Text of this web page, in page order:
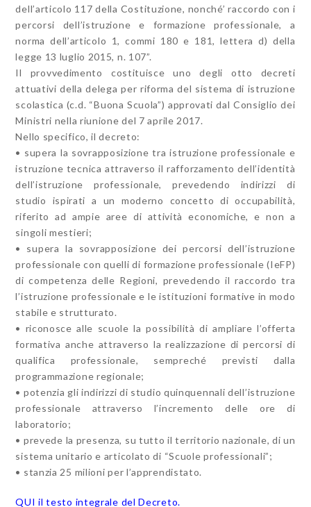
dell’articolo 117 della Costituzione, nonché’ raccordo con i
percorsi dell’istruzione e formazione professionale, a
norma dell’articolo 1, commi 180 e 181, lettera d) della
legge 13 luglio 2015, n. 107”.
Il provvedimento costituisce uno degli otto decreti
attuativi della delega per riforma del sistema di istruzione
scolastica (c.d. “Buona Scuola”) approvati dal Consiglio dei
Ministri nella riunione del 7 aprile 2017.
Nello specifico, il decreto:
• supera la sovrapposizione tra istruzione professionale e
istruzione tecnica attraverso il rafforzamento dell’identità
dell’istruzione professionale, prevedendo indirizzi di
studio ispirati a un moderno concetto di occupabilità,
riferito ad ampie aree di attività economiche, e non a
singoli mestieri;
• supera la sovrapposizione dei percorsi dell’istruzione
professionale con quelli di formazione professionale (IeFP)
di competenza delle Regioni, prevedendo il raccordo tra
l’istruzione professionale e le istituzioni formative in modo
stabile e strutturato.
• riconosce alle scuole la possibilità di ampliare l’offerta
formativa anche attraverso la realizzazione di percorsi di
qualifica professionale, sempreché previsti dalla
programmazione regionale;
• potenzia gli indirizzi di studio quinquennali dell’istruzione
professionale attraverso l’incremento delle ore di
laboratorio;
• prevede la presenza, su tutto il territorio nazionale, di un
sistema unitario e articolato di “Scuole professionali”;
• stanzia 25 milioni per l’apprendistato.
QUI il testo integrale del Decreto.